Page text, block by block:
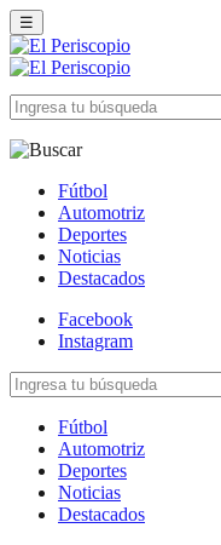
☰
Fútbol
Automotriz
Deportes
Noticias
Destacados
Facebook
Instagram
Fútbol
Automotriz
Deportes
Noticias
Destacados